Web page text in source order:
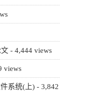
- 4,444 views
views
件系统(上) - 3,842